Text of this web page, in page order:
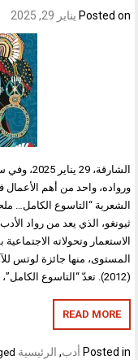
Posted on يناير 29, 2025
الشارقة،
ورواده، واحد من أهم الأعمال
الشعرية “التاسوع الكامل…
ثيونغو، الذي يعد من رواد
الاستعمار وتحولاته
(2012). تعدّ “التاسوع الكامل”، الواقعة في 196 صفحة من القطع…
READ MORE
Posted in أدب, الرئيسية